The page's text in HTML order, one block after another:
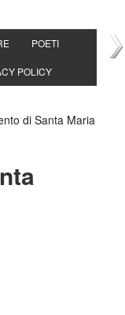
POETI
POLICY
di Santa Maria